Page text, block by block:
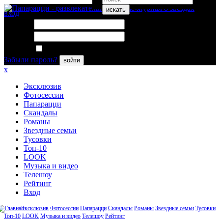
искать
вход
Забыли пароль?
войти
x
Эксклюзив
Фотосессии
Папарацци
Скандалы
Романы
Звездные семьи
Тусовки
Топ-10
LOOK
Музыка и видео
Телешоу
Рейтинг
Вход
Эксклюзив Фотосессии Папарацци Скандалы Романы Звездные семьи Тусовки
Топ-10 LOOK Музыка и видео Телешоу Рейтинг